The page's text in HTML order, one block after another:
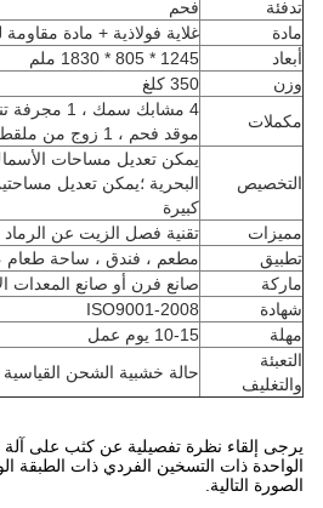
تدفئة
فحم
مادة
غلاية فولاذية + مادة مقاومة
أبعاد
1245 * 805 * 1830 ملم
وزن
350 كلغ
مكملات
موقد فحم ، 1 زوج من ملقط الفحم
التخصيص
يمكن تعديل مساحات
البحرية ؛يمكن تعديل
كبيرة
مميزات
تقنية فصل الزيت عن
تطبيق
مطعم ، فندق ، ساحة طعام ،
ماركة
صانع فرن أو صانع المعدات
شهادة
ISO9001-2008
مهلة
10-15 يوم عمل
التعبئة
والتغليف
حالة خشبية الشحن القياسية
يرجى إلقاء نظرة تفصيلية عن كثب على
الصورة التالية.